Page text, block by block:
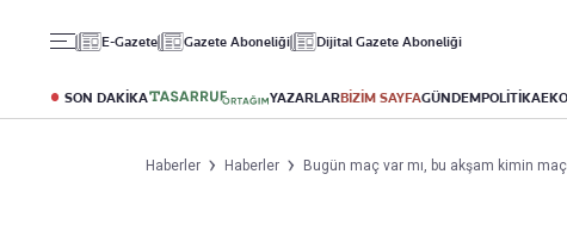
E-Gazete Gazete Aboneliği Dijital Gazete Aboneliği
SON DAKİKA YAZARLARBİZİM SAYFAGÜNDEMPOLİTİKA
Altın
Döviz
Kripto Para
Puan Durumu
Fikstür
Avrupa Ligi
Haberler Haberler Bugün maç var mı, bu akşam kimin